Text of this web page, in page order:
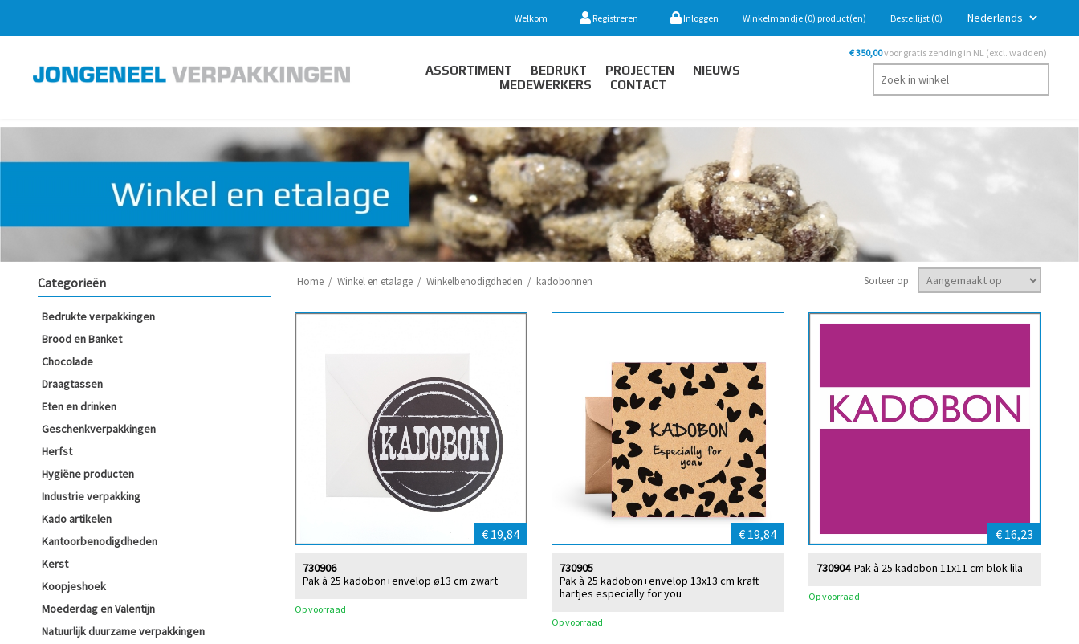
Welkom Registreren Inloggen Winkelmandje (0) product(en) Bestellijst (0)
ASSORTIMENT BEDRUKT PROJECTEN
NIEUWS
MEDEWERKERS
CONTACT
€ 350,00voor gratis zending in NL (excl. wadden).
Categorieën
Bedrukte verpakkingen
Brood en Banket
Chocolade
Draagtassen
Eten en drinken
Geschenkverpakkingen
Herfst
Hygiëne producten
Industrie verpakking
Kado artikelen
Kantoorbenodigdheden
Kerst
Koopjeshoek
Moederdag en Valentijn
Natuurlijk duurzame verpakkingen
Home / Winkel en etalage / Winkelbenodigdheden / kadobonnen Sorteer op
€ 19,84
Pak à 25 kadobon+envelop ø13 cm zwart
730906
Op voorraad
€ 19,84
Pak à 25 kadobon+envelop 13x13 cm kraft
hartjes especially for you
730905
Op voorraad
€ 16,23
Pak à 25 kadobon 11x11 cm blok lila
730904
Op voorraad